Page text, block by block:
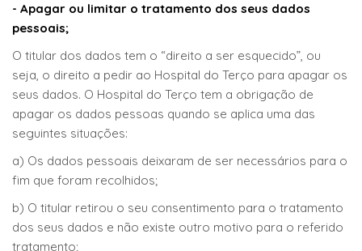
- Apagar ou limitar o tratamento dos seus dados
pessoais;
O titular dos dados tem o “direito a ser esquecido”, ou
seja, o direito a pedir ao Hospital do Terço para apagar os
seus dados. O Hospital do Terço tem a obrigação de
apagar os dados pessoas quando se aplica uma das
seguintes situações:
a) Os dados pessoais deixaram de ser necessários para o
fim que foram recolhidos;
b) O titular retirou o seu consentimento para o tratamento
dos seus dados e não existe outro motivo para o referido
tratamento;